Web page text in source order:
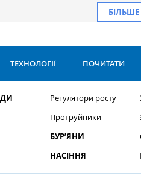
БІЛЬШЕ
ТЕХНОЛОГІЇ ПОЧИТАТИ
Регулятори росту
Протруйники
БУР’ЯНИ
НАСІННЯ